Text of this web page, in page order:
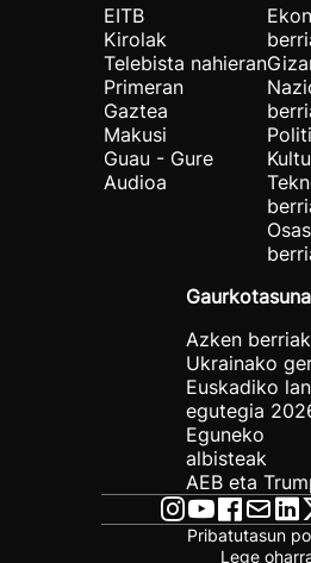
EITB
Kirolak
Telebista nahieran
Primeran
Gaztea
Makusi
Guau - Gure
Audioa
Gaurkotasuna
Azken berriak
Ukrainako
Euskadiko lan
egutegia
Eguneko
albisteak
AEB eta
Pribatutasun
Lege